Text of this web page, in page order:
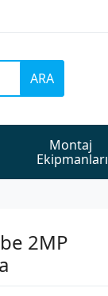
ARA
Montaj
Ekipmanları
2MP